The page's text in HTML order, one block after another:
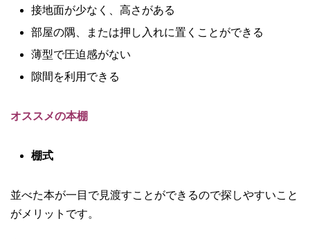
接地面が少なく、高さがある
部屋の隅、または押し入れに置くことができる
薄型で圧迫感がない
隙間を利用できる
オススメの本棚
棚式
並べた本が一目で見渡すことができるので探しやすいこと
がメリットです。